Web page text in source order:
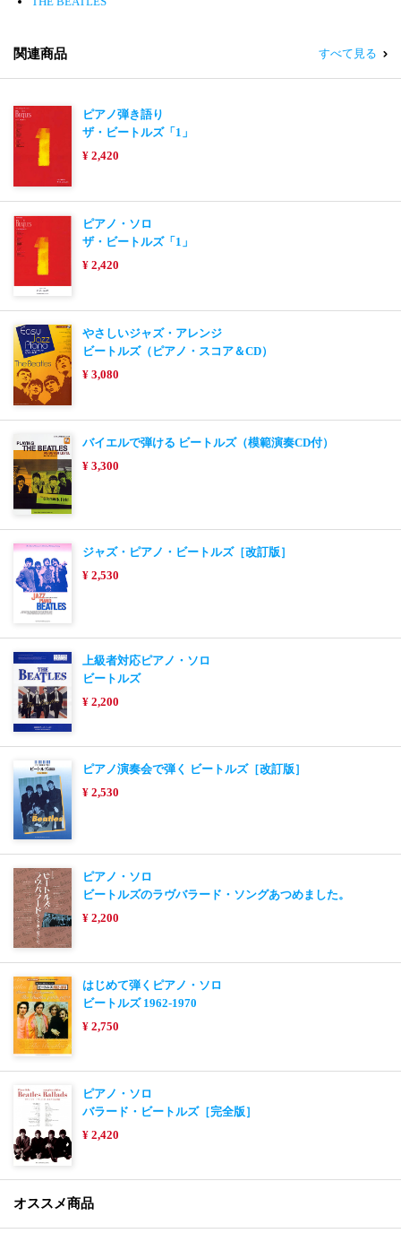
関連商品 すべて見る
ピアノ弾き語り
ザ・ビートルズ「1」
¥ 2,420
ピアノ・ソロ
ザ・ビートルズ「1」
¥ 2,420
やさしいジャズ・アレンジ
ビートルズ（ピアノ・スコア＆CD）
¥ 3,080
バイエルで弾ける ビートルズ（模範演奏CD付）
¥ 3,300
ジャズ・ピアノ・ビートルズ［改訂版］
¥ 2,530
上級者対応ピアノ・ソロ
ビートルズ
¥ 2,200
ピアノ演奏会で弾く ビートルズ［改訂版］
¥ 2,530
ピアノ・ソロ
ビートルズのラヴバラード・ソングあつめました。
¥ 2,200
はじめて弾くピアノ・ソロ
ビートルズ 1962-1970
¥ 2,750
ピアノ・ソロ
バラード・ビートルズ［完全版］
¥ 2,420
オススメ商品